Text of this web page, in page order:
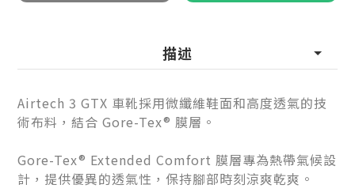
描述
Airtech 3 GTX 車靴採用微纖維鞋面和高度透氣的技
術布料，結合 Gore-Tex® 膜層。
Gore-Tex® Extended Comfort 膜層專為熱帶氣候設
計，提供優異的透氣性，保持腳部時刻涼爽乾爽。